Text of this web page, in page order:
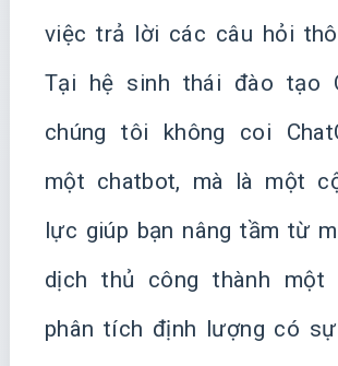
việc trả lời các câu hỏi
Tại hệ sinh thái đào tạo
chúng tôi không coi
một chatbot, mà là một
lực giúp bạn nâng tầm từ
dịch thủ công thành một
phân tích định lượng có